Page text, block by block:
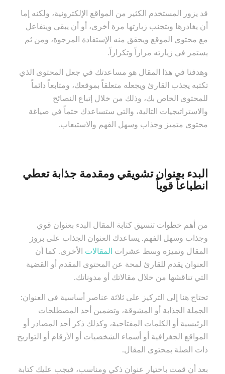
قد يزور المستخدم الكثير من المواقع الإلكترونية، ولكنه إما
أن يغادرها ويتجنب زيارتها مرة أخرى، أو أن يبقى ويتفاعل
مع محتوى الموقع ويحقق منه الإستفادة المرجوة، ومن ثم
يستمر في زيارته مراراً وتكراراً.
وهدفنا في هذا المقال هو مساعدتك في جعل المحتوى الذي
تكتبه يجذب القارئ ويجعله متعلقاً بموقعك، ومتابعاً دائماً
للمحتوى الخاص بك، وذلك من خلال إتباع النصائح
والاستراتيجيات التالية، والتي ستساعدك حتماً في صياغة
محتوى متميز وجذاب وسهل الفهم والاستيعاب.
البدء بعنوان تشويقي ومقدمة جذابة تعطي
انطباعاً قوياً
من أهم خطوات تنسيق كتابة المقال البدء بعنوان قوي
وجذاب وسهل الفهم. يساعدك العنوان الجذاب على بروز
المقال وتميزه وسط عشرات
المقالات الأخرى. كما أن
العنوان يقدم للقارئ لمحة عن المحتوى المقدم أو القضية
التي تناقشها من خلال مقالاتك أو مدوناتك.
تحتاج هنا إلى التركيز على ثلاثة عناصر أساسية في العنوان:
الجملة الجذابة أو المشوقة، وتضمين أحد المصطلحات
الرئيسية أو الكلمات المفتاحية، وكذلك ذكر أحد المصادر أو
المواقع الجغرافية أو أسماء الشخصيات أو الأرقام أو التواريخ
ذات الصلة بمحتوى المقال.
بعد أن قمت باختيار عنوان ذكي ومناسب، فيجب عليك كتابة